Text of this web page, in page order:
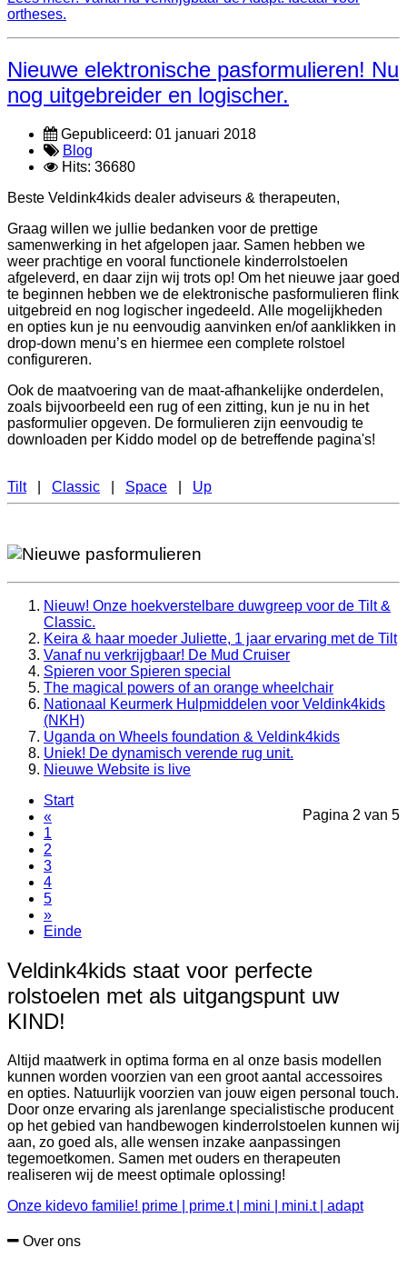
ortheses.
Nieuwe elektronische pasformulieren! Nu
nog uitgebreider en logischer.
Gepubliceerd: 01 januari 2018
Blog
Hits: 36680
Beste Veldink4kids dealer adviseurs & therapeuten,
Graag willen we jullie bedanken voor de prettige
samenwerking in het afgelopen jaar. Samen hebben we
weer prachtige en vooral functionele kinderrolstoelen
afgeleverd, en daar zijn wij trots op! Om het nieuwe jaar goed
te beginnen hebben we de elektronische pasformulieren flink
uitgebreid en nog logischer ingedeeld. Alle mogelijkheden
en opties kun je nu eenvoudig aanvinken en/of aanklikken in
drop-down menu’s en hiermee een complete rolstoel
configureren.
Ook de maatvoering van de maat-afhankelijke onderdelen,
zoals bijvoorbeeld een rug of een zitting, kun je nu in het
pasformulier opgeven. De formulieren zijn eenvoudig te
downloaden per Kiddo model op de betreffende pagina's!
Tilt| Classic Space Up
Nieuw! Onze hoekverstelbare duwgreep voor de Tilt &
Classic.
Keira & haar moeder Juliette, 1 jaar ervaring met de Tilt
Vanaf nu verkrijgbaar! De Mud Cruiser
Spieren voor Spieren special
The magical powers of an orange wheelchair
Nationaal Keurmerk Hulpmiddelen voor Veldink4kids
(NKH)
Uganda on Wheels foundation & Veldink4kids
Uniek! De dynamisch verende rug unit.
Nieuwe Website is live
Pagina 2 van 5
Start
«
1
2
3
4
5
»
Einde
Veldink4kids staat voor perfecte
rolstoelen met als uitgangspunt uw
KIND!
Altijd maatwerk in optima forma en al onze basis modellen
kunnen worden voorzien van een groot aantal accessoires
en opties. Natuurlijk voorzien van jouw eigen personal touch.
Door onze ervaring als jarenlange specialistische producent
op het gebied van handbewogen kinderrolstoelen kunnen wij
aan, zo goed als, alle wensen inzake aanpassingen
tegemoetkomen. Samen met ouders en therapeuten
realiseren wij de meest optimale oplossing!
Onze kidevo familie! prime | prime.t | mini | mini.t | adapt
Over ons